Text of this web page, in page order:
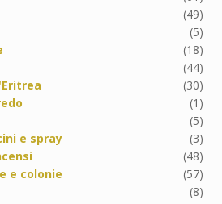
(49)
(5)
(18)
(44)
(30)
(1)
(5)
e spray
(3)
(48)
e colonie
(57)
(8)